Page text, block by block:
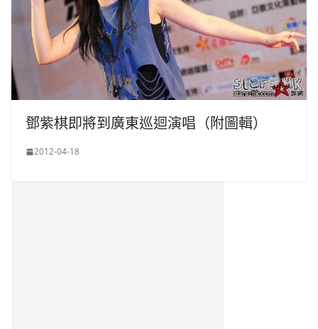
鄧紫棋即將到廣東巡迴演唱（附圖輯）
2012-04-18